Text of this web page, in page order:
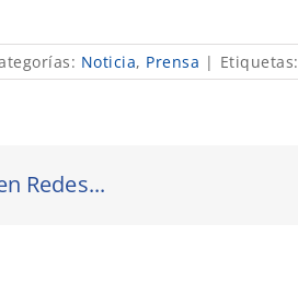
Noticia, Prensa | Etiquetas:
Redes...